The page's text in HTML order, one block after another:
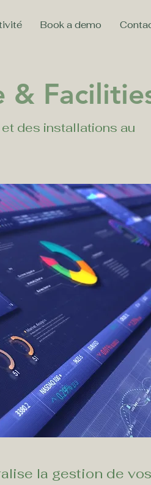
Book a demo
&
des installations au
la gestion de